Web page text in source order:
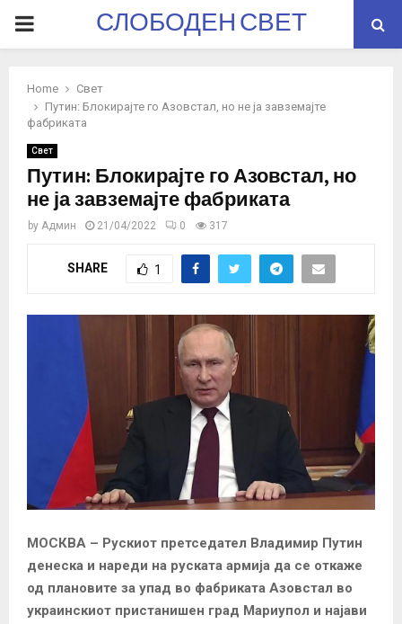
PRIMARYСЛОБОДЕН СВЕТ
Home
Свет
Путин: Блокирајте го Азовстал, но не ја завземајте
фабриката
Свет
Путин: Блокирајте го Азовстал, но
не ја завземајте фабриката
by Админ 21/04/2022 0 317
SHARE 1
МОСКВА – Рускиот претседател Владимир Путин
денеска и нареди на руската армија да се откаже
од плановите за упад во фабриката Азовстал во
украинскиот пристанишен град Мариупол и најави